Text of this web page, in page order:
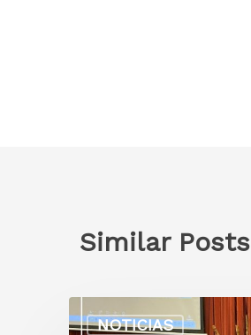
Similar Posts
NOTICIAS